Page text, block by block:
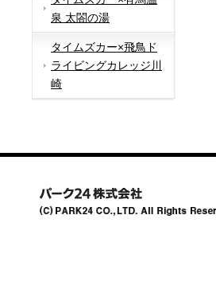
泉 太閤の湯
タイムズカー×飛鳥ド
ライビングカレッジ川
崎